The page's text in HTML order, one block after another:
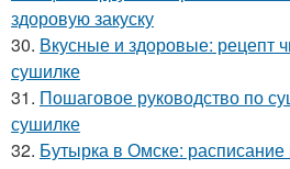
здоровую закуску
30. Вкусные и здоровые: рецепт
сушилке
31. Пошаговое руководство по
сушилке
32. Бутырка в Омске: расписание